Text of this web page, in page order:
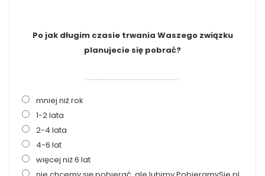
Po jak długim czasie trwania Waszego związku
planujecie się pobrać?
mniej niż rok
1-2 lata
2-4 lata
4-6 lat
więcej niż 6 lat